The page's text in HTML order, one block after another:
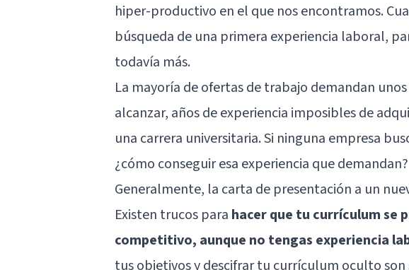
hiper-productivo en el que nos encontramos.
búsqueda de una primera experiencia laboral,
todavía más.
La mayoría de ofertas de trabajo demandan
alcanzar, años de experiencia imposibles de
una carrera universitaria. Si ninguna empresa
¿cómo conseguir esa experiencia que demandan?
Generalmente, la carta de presentación a un
Existen trucos para hacer que tu currículum se
competitivo, aunque no tengas experiencia
tus objetivos y descifrar tu currículum oculto